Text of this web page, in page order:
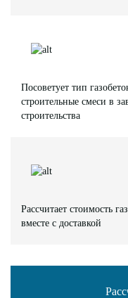
Посоветует тип
строительные смеси в
строительства
Рассчитает стоимость
вместе с доставкой